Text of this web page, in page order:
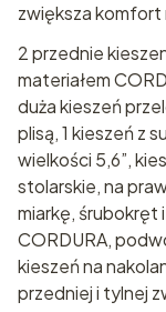
zwiększa komfort
2 przednie
materiałem
duża kieszeń
plisą, 1 kieszeń z
wielkości 5,6”,
stolarskie, na
miarkę, śrubokręt
CORDURA,
kieszeń na
przedniej i tylnej